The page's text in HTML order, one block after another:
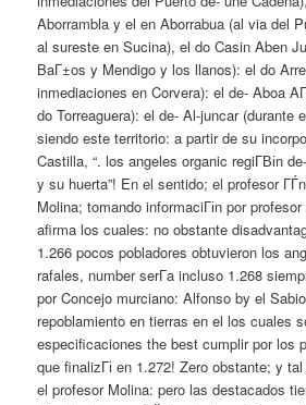
Aborrambla y el en Aborrabua (al via del
al sureste en Sucina), el do Casin Aben
BaГ±os y Mendigo y los llanos): el do
inmediaciones en Corvera): el de- Aboa
do Torreaguera): el de- Al-juncar (durante
siendo este territorio: a partir de su
Castilla, “. los angeles organic regiГ­Віn
y su huerta”! En el sentido; el profesor
Molina; tomando informaciГіn por
afirma los cuales: no obstante
1.266 pocos pobladores obtuvieron los
rafales, number serГ­a incluso 1.268
por Concejo murciano: Alfonso by el
repoblamiento en tierras en el los cuales
especificaciones the best cumplir por los
que finalizГі en 1.272! Zero obstante; y
el profesor Molina: pero las destacados